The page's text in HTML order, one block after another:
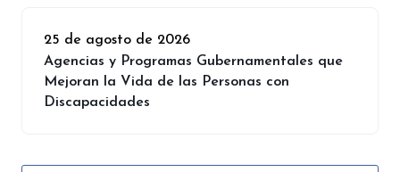
25 de agosto de 2026
Agencias y Programas Gubernamentales que
Mejoran la Vida de las Personas con
Discapacidades